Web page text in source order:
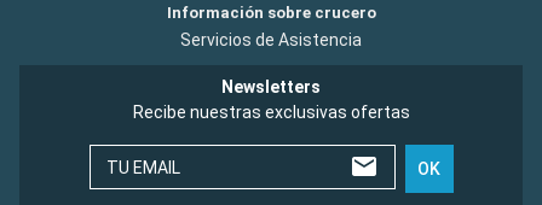
Información sobre crucero
Servicios de Asistencia
Newsletters
Recibe nuestras exclusivas ofertas
TU EMAIL OK